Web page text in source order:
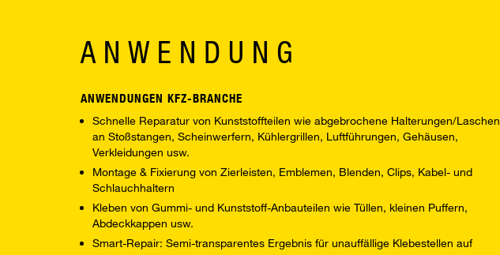
ANWENDUNG
ANWENDUNGEN KFZ-BRANCHE
Schnelle Reparatur von Kunststoffteilen wie abgebrochene Halterungen/Laschen
an Stoßstangen, Scheinwerfern, Kühlergrillen, Luftführungen, Gehäusen,
Verkleidungen usw.
Montage & Fixierung von Zierleisten, Emblemen, Blenden, Clips, Kabel- und
Schlauchhaltern
Kleben von Gummi- und Kunststoff-Anbauteilen wie Tüllen, kleinen Puffern,
Abdeckkappen usw.
Smart-Repair: Semi-transparentes Ergebnis für unauffällige Klebestellen auf